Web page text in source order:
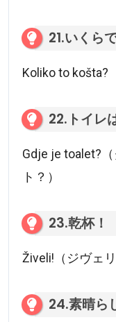
21.いくら
Koliko to košta?
22.トイレ
Gdje je toalet?
ト？）
23.乾杯！
Živeli!（ジヴェリ!
24.素晴ら